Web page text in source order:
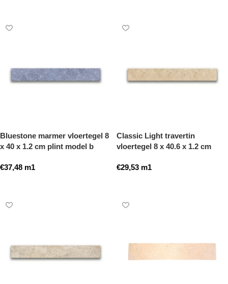
Bluestone marmer vloertegel 8
x 40 x 1.2 cm plint model b
€37,48 m1
Classic Light travertin
vloertegel 8 x 40.6 x 1.2 cm
€29,53 m1